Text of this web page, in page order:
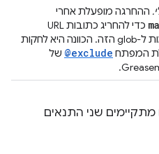
ההחרגה מופעלת אחרי
כדי להחריג כתובות URL
שתואמות ל-glob הזה. הכוונה היא לחקות
המפתח @exclude של
שני התנאים